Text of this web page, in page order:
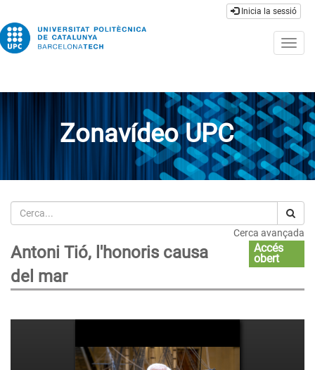
Inicia la sessió
Zonavídeo UPC
Cerca
Cerca avançada
Antoni Tió, l'honoris causa
del mar
Accés
obert